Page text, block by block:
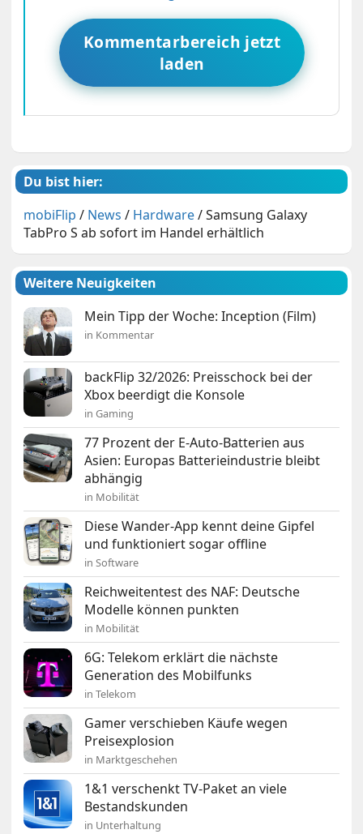
Kommentarbereich jetzt
laden
Du bist hier:
mobiFlip / News / Hardware/Samsung Galaxy
TabPro S ab sofort im Handel erhältlich
Weitere Neuigkeiten
Mein Tipp der Woche: Inception (Film)
in Kommentar
backFlip 32/2026: Preisschock bei der
Xbox beerdigt die Konsole
in Gaming
77 Prozent der E-Auto-Batterien aus
Asien: Europas Batterieindustrie bleibt
abhängig
in Mobilität
Diese Wander-App kennt deine Gipfel
und funktioniert sogar offline
in Software
Reichweitentest des NAF: Deutsche
Modelle können punkten
in Mobilität
6G: Telekom erklärt die nächste
Generation des Mobilfunks
in Telekom
Gamer verschieben Käufe wegen
Preisexplosion
in Marktgeschehen
1&1 verschenkt TV-Paket an viele
Bestandskunden
in Unterhaltung